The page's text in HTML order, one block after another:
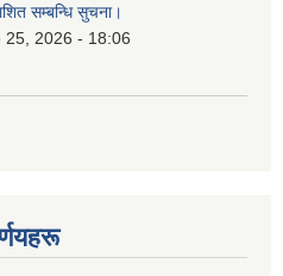
सम्बन्धि सुचना।
25, 2026 - 18:06